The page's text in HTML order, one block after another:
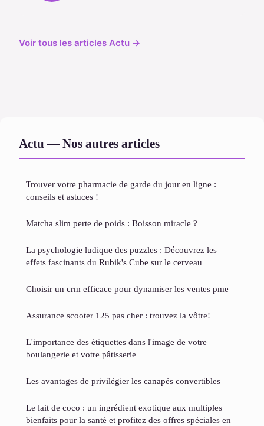
Voir tous les articles Actu →
Actu — Nos autres articles
Trouver votre pharmacie de garde du jour en ligne :
conseils et astuces !
Matcha slim perte de poids : Boisson miracle ?
La psychologie ludique des puzzles : Découvrez les
effets fascinants du Rubik's Cube sur le cerveau
Choisir un crm efficace pour dynamiser les ventes pme
Assurance scooter 125 pas cher : trouvez la vôtre!
L'importance des étiquettes dans l'image de votre
boulangerie et votre pâtisserie
Les avantages de privilégier les canapés convertibles
Le lait de coco : un ingrédient exotique aux multiples
bienfaits pour la santé et profitez des offres spéciales en